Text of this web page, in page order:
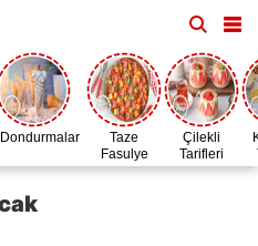
Dondurmalar
Taze
Fasulye
Zamanı
Çilekli
Tarifleri